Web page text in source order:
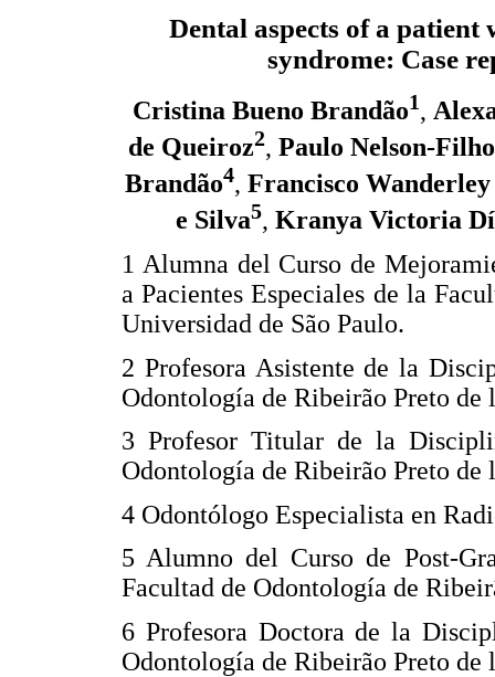
Dental aspects of a patient
syndrome: Case
Cristina Bueno Brandão1,
de Queiroz2, Paulo Nelson-Filho
Brandão4, Francisco
e Silva5, Kranya Victoria
1 Alumna del Curso de
a Pacientes Especiales de la
Universidad de São Paulo.
2 Profesora Asistente de la
Odontología de Ribeirão Preto de
3 Profesor Titular de la
Odontología de Ribeirão Preto de
4 Odontólogo Especialista en
5 Alumno del Curso de Post-
Facultad de Odontología de
6 Profesora Doctora de la
Odontología de Ribeirão Preto de